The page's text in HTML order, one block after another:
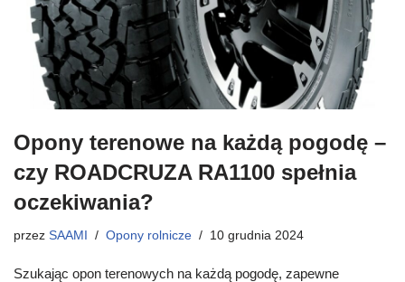
Opony terenowe na każdą pogodę –
czy ROADCRUZA RA1100 spełnia
oczekiwania?
przez SAAMI Opony rolnicze 10 grudnia 2024
Szukając opon terenowych na każdą pogodę, zapewne